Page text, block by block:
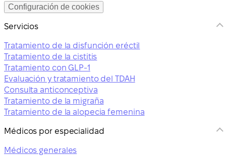
Configuración de cookies
Servicios
Tratamiento de la disfunción eréctil
Tratamiento de la cistitis
Tratamiento con GLP-1
Evaluación y tratamiento del TDAH
Consulta anticonceptiva
Tratamiento de la migraña
Tratamiento de la alopecia femenina
Médicos por especialidad
Médicos generales